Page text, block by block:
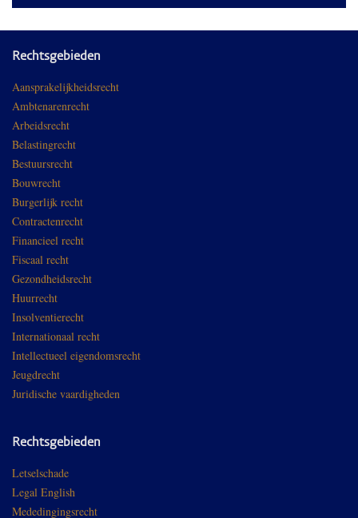
Rechtsgebieden
Aansprakelijkheidsrecht
Ambtenarenrecht
Arbeidsrecht
Belastingrecht
Bestuursrecht
Bouwrecht
Burgerlijk recht
Contractenrecht
Financieel recht
Fiscaal recht
Gezondheidsrecht
Huurrecht
Insolventierecht
Internationaal recht
Intellectueel eigendomsrecht
Jeugdrecht
Juridische vaardigheden
Rechtsgebieden
Letselschade
Legal English
Mededingingsrecht